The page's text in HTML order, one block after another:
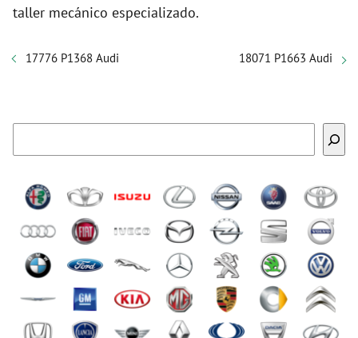
taller mecánico especializado.
17776 P1368 Audi 18071 P1663 Audi